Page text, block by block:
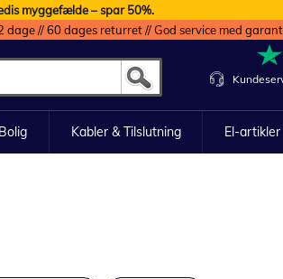
myggefælde – spar 50%.
dage // 60 dages returret // God service med
Kabler & Tilslutning El-artikler